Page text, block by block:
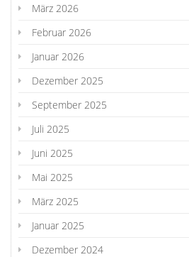
März 2026
Februar 2026
Januar 2026
Dezember 2025
September 2025
Juli 2025
Juni 2025
Mai 2025
März 2025
Januar 2025
Dezember 2024